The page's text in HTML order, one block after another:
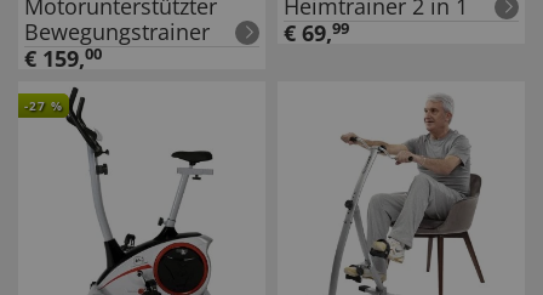
Motorunterstützter
Bewegungstrainer
€ 159,00
Heimtrainer 2 in 1
€ 69,99
-27 %